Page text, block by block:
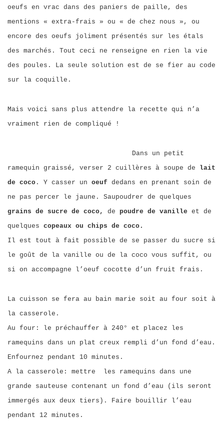
oeufs en vrac dans des paniers de paille, des
mentions « extra-frais » ou « de chez nous », ou
encore des oeufs joliment présentés sur les étals
des marchés. Tout ceci ne renseigne en rien la vie
des poules. La seule solution est de se fier au code
sur la coquille.
Mais voici sans plus attendre la recette qui n’a
vraiment rien de compliqué !
Dans un petit
ramequin graissé, verser 2 cuillères à soupe de lait
de coco . Y casser un oeuf dedans en prenant soin de
ne pas percer le jaune. Saupoudrer de quelques
grains de sucre de coco, de poudre de vanille et de
quelques copeaux ou chips de coco.
Il est tout à fait possible de se passer du sucre si
le goût de la vanille ou de la coco vous suffit, ou
si on accompagne l’oeuf cocotte d’un fruit frais.
La cuisson se fera au bain marie soit au four soit à
la casserole.
Au four: le préchauffer à 240° et placez les
ramequins dans un plat creux rempli d’un fond d’eau.
Enfournez pendant 10 minutes.
A la casserole: mettre les ramequins dans une
grande sauteuse contenant un fond d’eau (ils seront
immergés aux deux tiers). Faire bouillir l’eau
pendant 12 minutes.